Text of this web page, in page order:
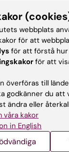
webbplats
för att
för att förstå hur
för att
överföras till
godkänner du att
ändra eller
våra kakor
in English